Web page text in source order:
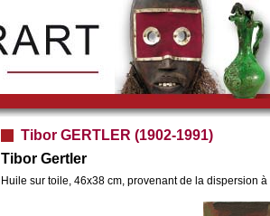
Tibor GERTLER (1902-1991)
Tibor Gertler
Huile sur toile, 46x38 cm, provenant de la dispersion